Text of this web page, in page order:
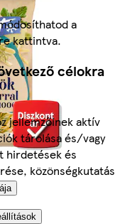
a
kattintva.
célokra
jellemzőinek aktív
tárolása és/vagy
hirdetések és
közönségkutatás